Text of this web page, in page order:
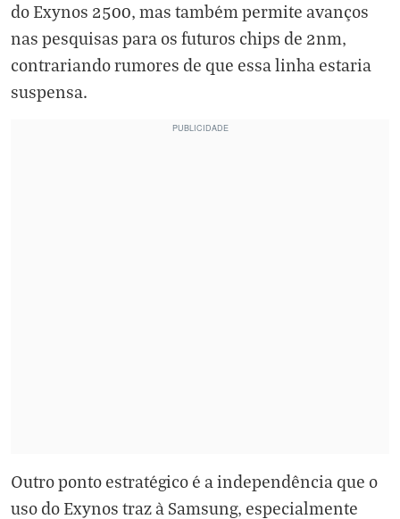
do Exynos 2500, mas também permite avanços
nas pesquisas para os futuros chips de 2nm,
contrariando rumores de que essa linha estaria
suspensa.
Outro ponto estratégico é a independência que o
uso do Exynos traz à Samsung, especialmente